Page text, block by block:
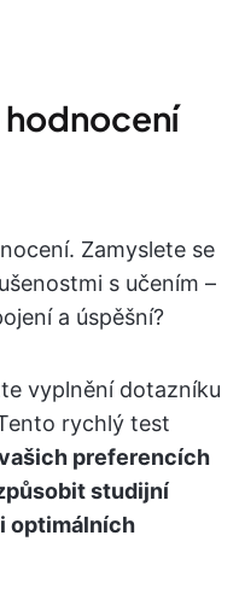
Zamyslete se
s učením –
a úspěšní?
vyplnění dotazníku
rychlý test
preferencích
studijní
optimálních